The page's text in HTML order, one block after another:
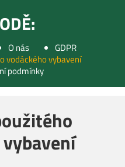
O nás
GDPR
vodáckého vybavení
podmínky